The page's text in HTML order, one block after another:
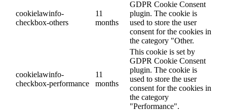
cookielawinfo-
checkbox-others
11
months
GDPR Cookie Consent
plugin. The cookie is
used to store the user
consent for the cookies in
the category "Other.
cookielawinfo-
checkbox-performance
11
months
This cookie is set by
GDPR Cookie Consent
plugin. The cookie is
used to store the user
consent for the cookies in
the category
"Performance".